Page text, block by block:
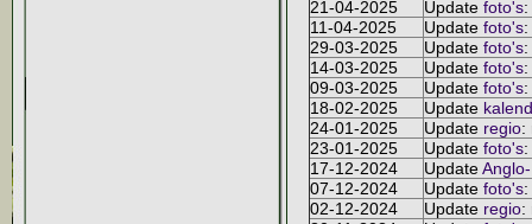
21-04-2025
Update foto's:
11-04-2025
Update foto's:
29-03-2025
Update foto's:
14-03-2025
Update foto's:
09-03-2025
Update foto's:
18-02-2025
Update
24-01-2025
Update regio:
23-01-2025
Update foto's:
17-12-2024
Update
07-12-2024
Update foto's:
02-12-2024
Update regio: